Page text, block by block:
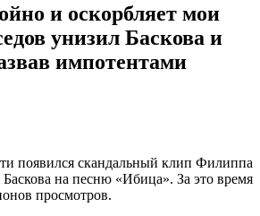
и оскорбляет мои
унизил Баскова и
импотентами
появился скандальный клип Филиппа
на песню «Ибица». За это время
просмотров.